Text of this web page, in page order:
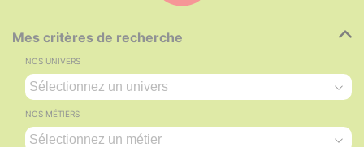
Mes critères de recherche
NOS UNIVERS
NOS MÉTIERS